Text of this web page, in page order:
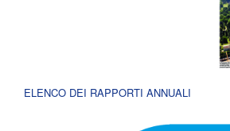
ELENCO DEI RAPPORTI ANNUALI